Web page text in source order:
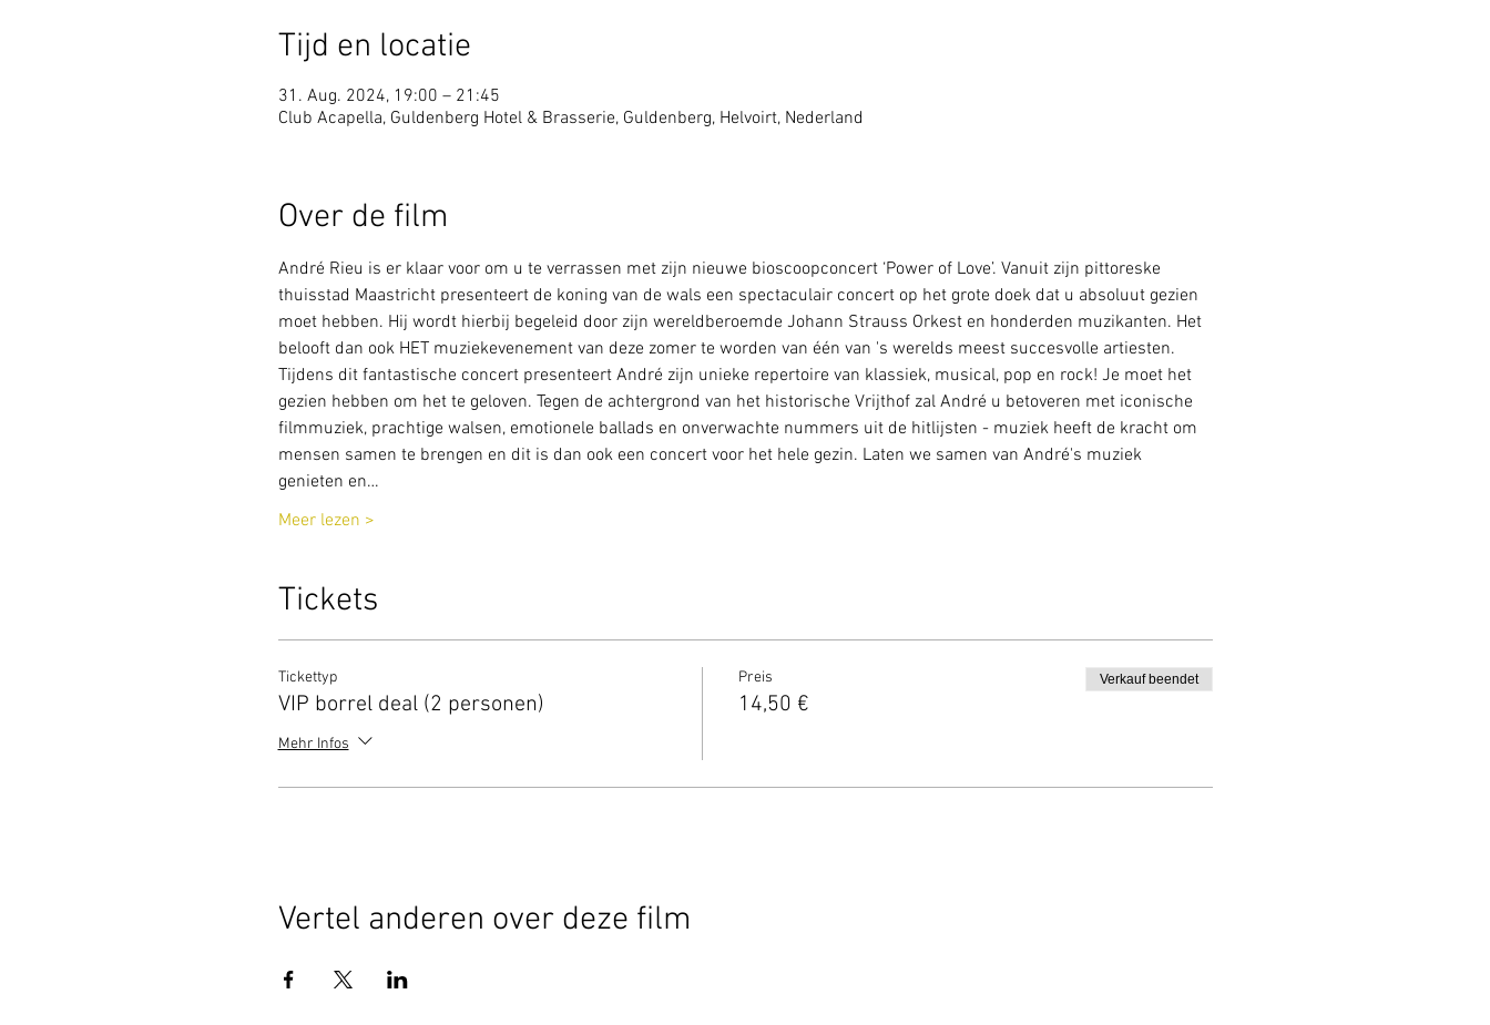
Tijd en locatie
31. Aug. 2024, 19:00 – 21:45
Club Acapella, Guldenberg Hotel & Brasserie, Guldenberg, Helvoirt, Nederland
Over de film
André Rieu is er klaar voor om u te verrassen met zijn nieuwe bioscoopconcert ‘Power of Love’. Vanuit zijn pittoreske
thuisstad Maastricht presenteert de koning van de wals een spectaculair concert op het grote doek dat u absoluut gezien
moet hebben. Hij wordt hierbij begeleid door zijn wereldberoemde Johann Strauss Orkest en honderden muzikanten. Het
belooft dan ook HET muziekevenement van deze zomer te worden van één van 's werelds meest succesvolle artiesten.
Tijdens dit fantastische concert presenteert André zijn unieke repertoire van klassiek, musical, pop en rock! Je moet het
gezien hebben om het te geloven. Tegen de achtergrond van het historische Vrijthof zal André u betoveren met iconische
filmmuziek, prachtige walsen, emotionele ballads en onverwachte nummers uit de hitlijsten - muziek heeft de kracht om
mensen samen te brengen en dit is dan ook een concert voor het hele gezin. Laten we samen van André's muziek
genieten en…
Meer lezen >
Tickets
Tickettyp
VIP borrel deal (2 personen)
Mehr Infos
Preis
14,50 €
Verkauf beendet
Vertel anderen over deze film